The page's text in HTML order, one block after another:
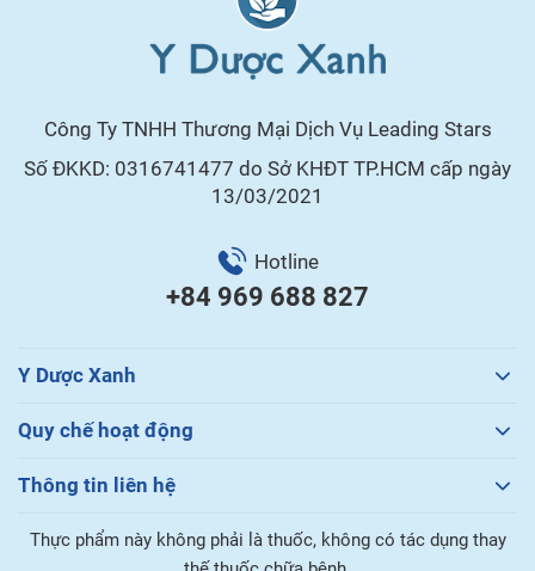
Công Ty TNHH Thương Mại Dịch Vụ Leading Stars
Số ĐKKD: 0316741477 do Sở KHĐT TP.HCM cấp ngày
13/03/2021
Hotline
+84 969 688 827
Y Dược Xanh
Quy chế hoạt động
Thông tin liên hệ
Thực phẩm này không phải là thuốc, không có tác dụng thay